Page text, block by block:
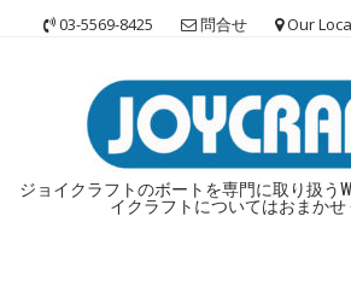
03-5569-8425 問合せ Our
ジョイクラフトのボートを専門に取り扱う
イクラフトについてはおまかせ